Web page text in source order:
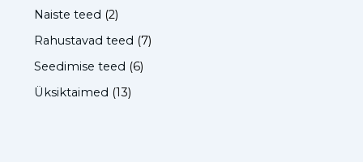
Naiste teed (2)
Rahustavad teed (7)
Seedimise teed (6)
Üksiktaimed (13)